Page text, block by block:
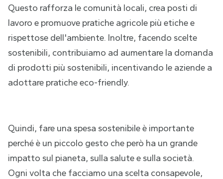
Questo rafforza le comunità locali, crea posti di
lavoro e promuove pratiche agricole più etiche e
rispettose dell'ambiente. Inoltre, facendo scelte
sostenibili, contribuiamo ad aumentare la domanda
di prodotti più sostenibili, incentivando le aziende a
adottare pratiche eco-friendly.
Quindi, fare una spesa sostenibile è importante
perché è un piccolo gesto che però ha un grande
impatto sul pianeta, sulla salute e sulla società.
Ogni volta che facciamo una scelta consapevole,